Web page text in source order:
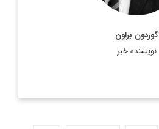
گوردون براون
نویسنده خبر